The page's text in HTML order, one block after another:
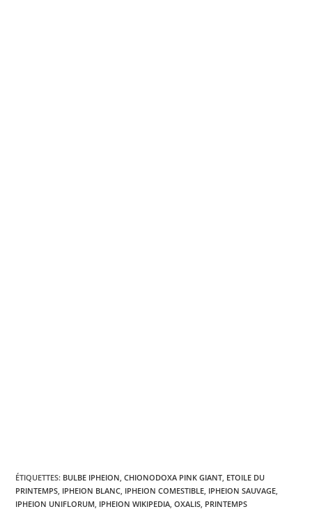
ÉTIQUETTES: BULBE IPHEION CHIONODOXA PINK GIANT ETOILE DU
PRINTEMPS IPHEION BLANC IPHEION COMESTIBLE IPHEION SAUVAGE
IPHEION UNIFLORUM IPHEION WIKIPEDIA OXALIS PRINTEMPS